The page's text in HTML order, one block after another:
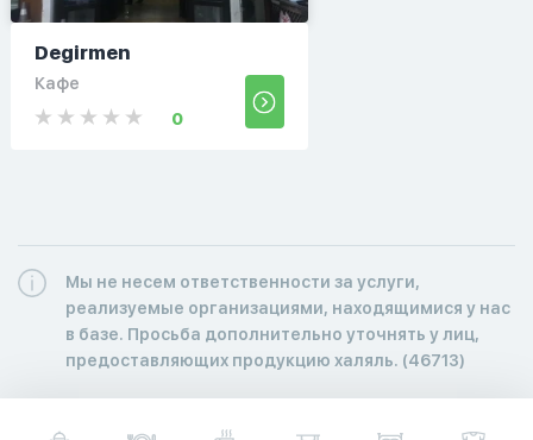
Degirmen
Кафе
0
Мы не несем ответственности за услуги,
реализуемые организациями, находящимися у нас
в базе. Просьба дополнительно уточнять у лиц,
предоставляющих продукцию халяль. (46713)